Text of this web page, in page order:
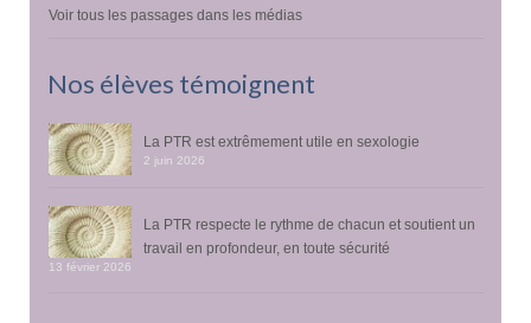
Voir tous les passages dans les médias
Nos élèves témoignent
La PTR est extrêmement utile en sexologie
2 juin 2026
La PTR respecte le rythme de chacun et soutient un
travail en profondeur, en toute sécurité
13 février 2026